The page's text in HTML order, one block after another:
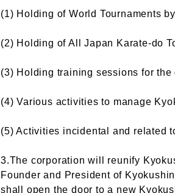
(1) Holding of World Tournaments
(2) Holding of All Japan Karate-do
(3) Holding training sessions for
(4) Various activities to manage
(5) Activities incidental and related
3.The corporation will reunify
Founder and President of
shall open the door to a new